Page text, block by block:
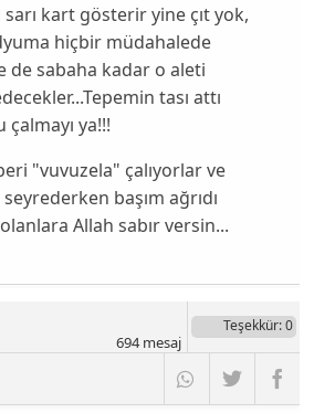
kart gösterir yine çıt yok,
hiçbir müdahalede
de sabaha kadar o aleti
tası attı
çalmayı ya!!!
"vuvuzela" çalıyorlar ve
başım ağrıdı
Allah sabır versin...
Teşekkür: 0
694mesaj